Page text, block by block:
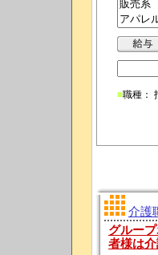
■職種：
介護
グルー
者様は